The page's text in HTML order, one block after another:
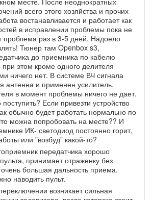
всего этого хозяйства и прочих
востанавливается и работает как
в исправлении проблемы пока не
проблема раз в 3-5 дней. Надоело
Тюнер там Openbox s3,
до приемника по кабелю
этом кроме одного делителя
ничего нет. В системе ВЧ сигнала
антенна и применен усилитель,
в момент проблемы ничего не дает.
Если привезти устройство
обычно будет работать нормально по
можна попробовать на месте?? И
ИК- светодиод постоянно горит,
или "возбуд" какой-то?
передатчика хорошо
принимает отраженку без
большая дальность приема.
наводить пульт.
возникает сильная